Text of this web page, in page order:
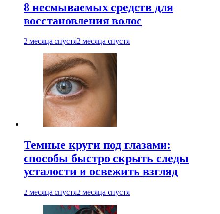
8 несмываемых средств для
восстановления волос
2 месяца спустя2 месяца спустя
Темные круги под глазами:
способы быстро скрыть следы
усталости и освежить взгляд
2 месяца спустя2 месяца спустя